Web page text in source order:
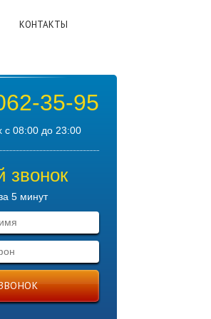
КОНТАКТЫ
35-95
с 08:00 до 23:00
звонок
5 минут